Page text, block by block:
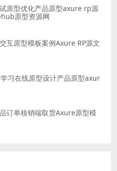
原型优化产品原型axure rp源
原型资源网
互原型模板案例Axure RP源文
习在线原型设计产品原型axur
订单核销端取货Axure原型模